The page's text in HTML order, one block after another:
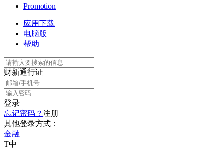
Promotion
应用下载
电脑版
帮助
财新通行证
登录
忘记密码？ 注册
其他登录方式：
金融
T中